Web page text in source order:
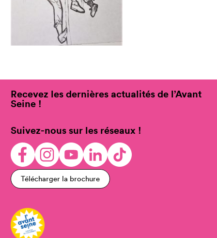
Recevez les dernières actualités de l’Avant
Seine !
Suivez-nous sur les réseaux !
Télécharger la brochure